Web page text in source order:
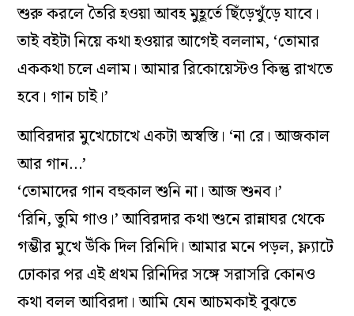
শুরু করলে তৈরি হওয়া আবহ মুহূর্তে ছিঁড়েখুঁড়ে যাবে।
তাই বইটা নিয়ে কথা হওয়ার আগেই বললাম, ‘তোমার
এককথা চলে এলাম। আমার রিকোয়েস্টও কিন্তু রাখতে
হবে। গান চাই।’
আবিরদার মুখেচোখে একটা অস্বস্তি। ‘না রে। আজকাল
আর গান…’
‘তোমাদের গান বহুকাল শুনি না। আজ শুনব।’
‘রিনি, তুমি গাও।’ আবিরদার কথা শুনে রান্নাঘর থেকে
গম্ভীর মুখে উঁকি দিল রিনিদি। আমার মনে পড়ল, ফ্ল্যাটে
ঢোকার পর এই প্রথম রিনিদির সঙ্গে সরাসরি কোনও
কথা বলল আবিরদা। আমি যেন আচমকাই বুঝতে